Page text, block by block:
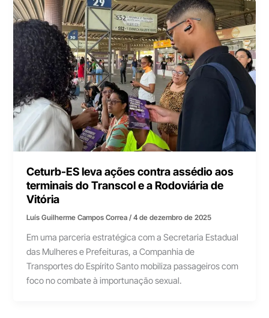
Ceturb-ES leva ações contra assédio aos
terminais do Transcol e a Rodoviária de
Vitória
Luís Guilherme Campos Correa/4 de dezembro de 2025
Em uma parceria estratégica com a Secretaria Estadual
das Mulheres e Prefeituras, a Companhia de
Transportes do Espírito Santo mobiliza passageiros com
foco no combate à importunação sexual.